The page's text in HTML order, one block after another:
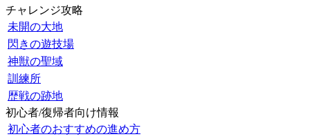
チャレンジ攻略
未開の大地
閃きの遊技場
神獣の聖域
訓練所
歴戦の跡地
初心者/復帰者向け情報
初心者のおすすめの進め方